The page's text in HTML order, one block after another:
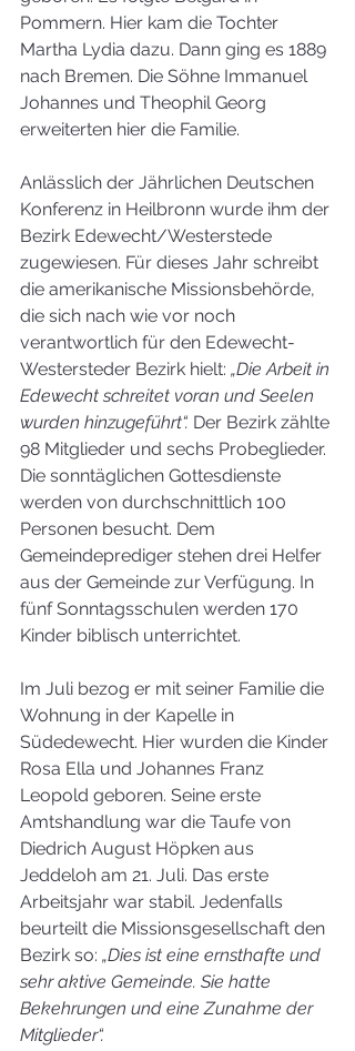
Pommern. Hier kam die Tochter
Martha Lydia dazu. Dann ging es 1889
nach Bremen. Die Söhne Immanuel
Johannes und Theophil Georg
erweiterten hier die Familie.
Anlässlich der Jährlichen Deutschen
Konferenz in Heilbronn wurde ihm der
Bezirk Edewecht/Westerstede
zugewiesen. Für dieses Jahr schreibt
die amerikanische Missionsbehörde,
die sich nach wie vor noch
verantwortlich für den Edewecht-
Westersteder Bezirk hielt: „Die Arbeit in
Edewecht schreitet voran und Seelen
wurden hinzugeführt“. Der Bezirk zählte
98 Mitglieder und sechs Probeglieder.
Die sonntäglichen Gottesdienste
werden von durchschnittlich 100
Personen besucht. Dem
Gemeindeprediger stehen drei Helfer
aus der Gemeinde zur Verfügung. In
fünf Sonntagsschulen werden 170
Kinder biblisch unterrichtet.
Im Juli bezog er mit seiner Familie die
Wohnung in der Kapelle in
Südedewecht. Hier wurden die Kinder
Rosa Ella und Johannes Franz
Leopold geboren. Seine erste
Amtshandlung war die Taufe von
Diedrich August Höpken aus
Jeddeloh am 21. Juli. Das erste
Arbeitsjahr war stabil. Jedenfalls
beurteilt die Missionsgesellschaft den
Bezirk so: „Dies ist eine ernsthafte und
sehr aktive Gemeinde. Sie hatte
Bekehrungen und eine Zunahme der
Mitglieder“.